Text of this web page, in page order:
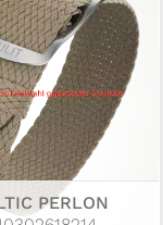
PERLON